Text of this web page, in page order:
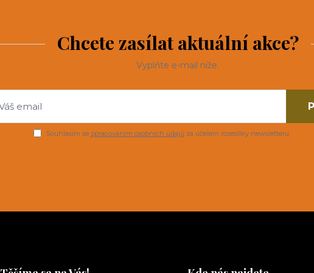
Chcete zasílat aktuální akce?
Vyplňte e-mail níže.
Souhlasím se zpracováním osobních údajůza účelem rozesílky newsletteru.